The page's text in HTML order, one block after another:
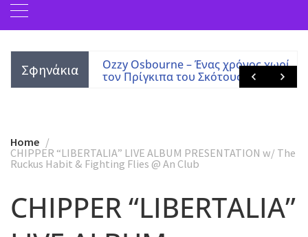
Σφηνάκια
Martin
Ozzy Osbourne – Ένας χρόνος χωρίς
τον Πρίγκιπα του Σκότους
Home
CHIPPER “LIBERTALIA” LIVE ALBUM PRESENTATION w/ The
Ruckus Habit & Fighting Flies @ An Club
CHIPPER “LIBERTALIA”